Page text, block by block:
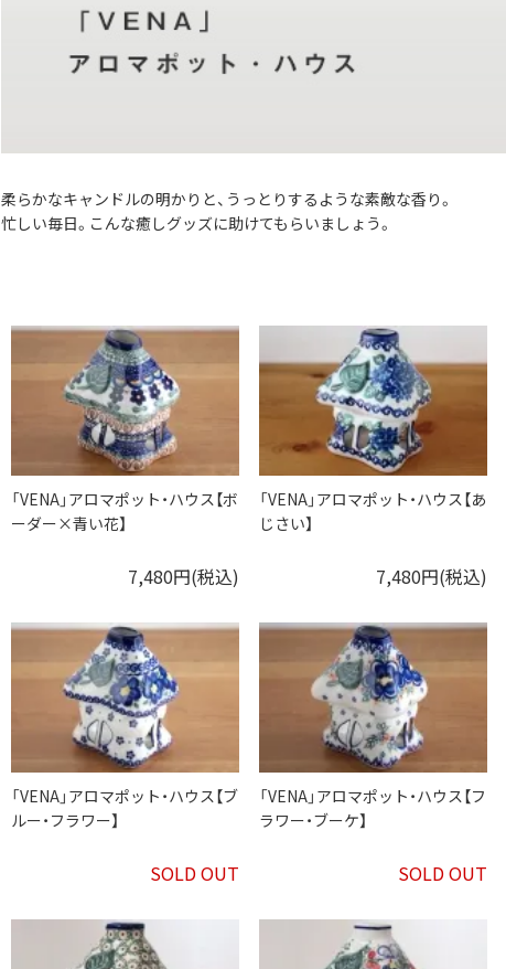
柔らかなキャンドルの明かりと、うっとりするような素敵な香り。
忙しい毎日。こんな癒しグッズに助けてもらいましょう。
「VENA」アロマポット・ハウス【ボ
ーダー×青い花】
7,480円(税込)
「VENA」アロマポット・ハウス【あ
じさい】
7,480円(税込)
「VENA」アロマポット・ハウス【ブ
ルー・フラワー】
SOLD OUT
「VENA」アロマポット・ハウス【フ
ラワー・ブーケ】
SOLD OUT